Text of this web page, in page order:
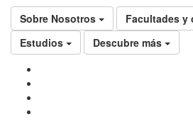
Sobre Nosotros
Facultades y
Estudios
Descubre más